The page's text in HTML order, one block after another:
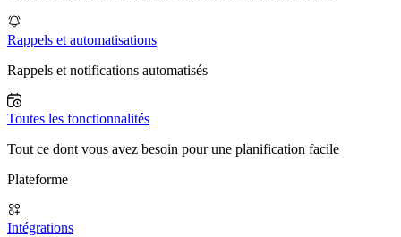
Rappels et automatisations
Rappels et notifications automatisés
Toutes les fonctionnalités
Tout ce dont vous avez besoin pour une planification facile
Plateforme
Intégrations